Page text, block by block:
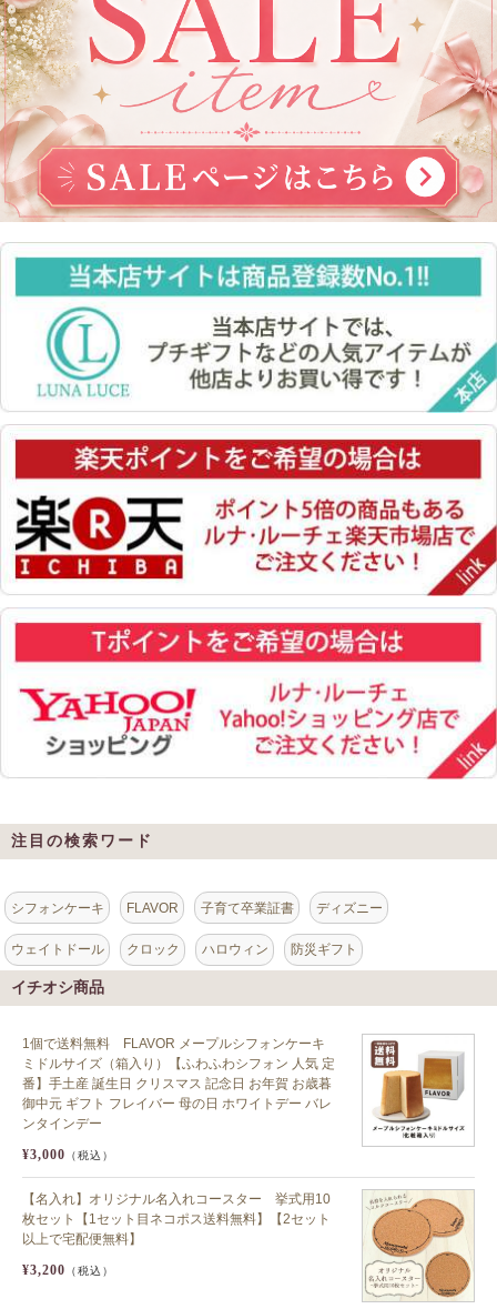
注目の検索ワード
シフォンケーキ FLAVOR 子育て卒業証書 ディズニー
ウェイトドール クロック ハロウィン 防災ギフト
イチオシ商品
1個で送料無料 FLAVOR メープルシフォンケーキ
ミドルサイズ（箱入り）【ふわふわシフォン 人気 定
番】手土産 誕生日 クリスマス 記念日 お年賀 お歳暮
御中元 ギフト フレイバー 母の日 ホワイトデー バレ
ンタインデー
¥3,000 （税込）
【名入れ】オリジナル名入れコースター 挙式用10
枚セット【1セット目ネコポス送料無料】【2セット
以上で宅配便無料】
¥3,200 （税込）